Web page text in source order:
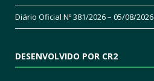
Diário Oficial Nº 381/2026 – 05/08/2026
DESENVOLVIDO POR CR2